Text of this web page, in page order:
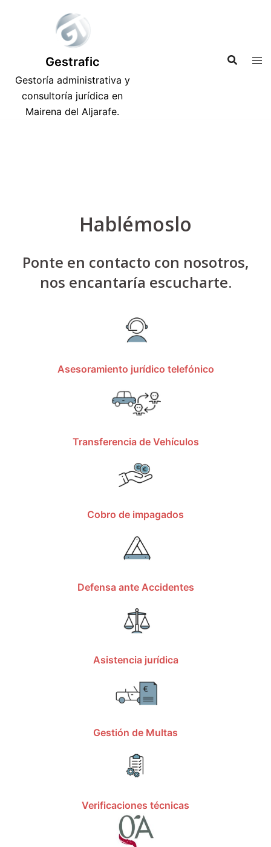
Gestrafic
Gestoría administrativa y
consultoría jurídica en
Mairena del Aljarafe.
Hablémoslo
Ponte en contacto con nosotros,
nos encantaría escucharte.
Asesoramiento jurídico telefónico
Transferencia de Vehículos
Cobro de impagados
Defensa ante Accidentes
Asistencia jurídica
Gestión de Multas
Verificaciones técnicas